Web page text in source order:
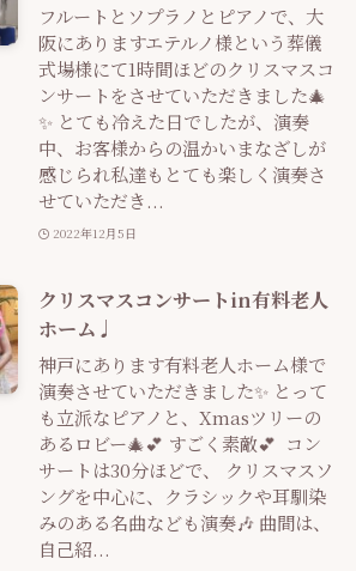
フルートとソプラノとピアノで、大
阪にありますエテルノ様という葬儀
式場様にて1時間ほどのクリスマスコ
ンサートをさせていただきました🎄
✨ とても冷えた日でしたが、演奏
中、お客様からの温かいまなざしが
感じられ私達もとても楽しく演奏さ
せていただき...
2022年12月5日
クリスマスコンサートin有料老人
ホーム♩
神戸にあります有料老人ホーム様で
演奏させていただきました✨ とって
も立派なピアノと、Xmasツリーの
あるロビー🎄💕 すごく素敵💕 コン
サートは30分ほどで、 クリスマスソ
ングを中心に、クラシックや耳馴染
みのある名曲なども演奏🎶 曲間は、
自己紹...